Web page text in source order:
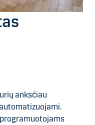
anksčiau